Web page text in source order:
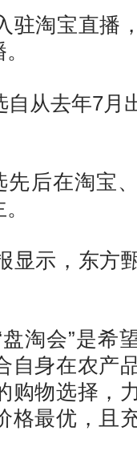
宝直播，
从去年7月
后在淘宝、
，东方甄
会”是希
自身在农产
购物选择，
格最优，且